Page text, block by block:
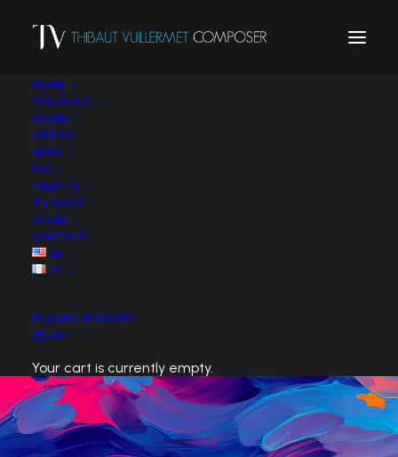
HOME
FILM MUSIC
SCORE
VIDEOS
NEWS
BIO
CREDITS
TV MUSIC
STORE
CONTACT
EN
FR
LOGIN / REGISTER
CART
Your cart is currently empty.